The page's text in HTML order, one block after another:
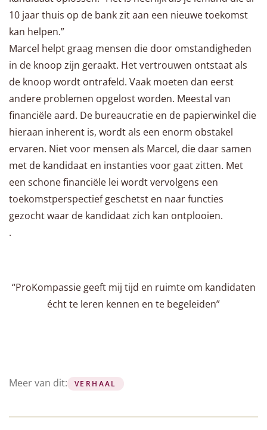
10 jaar thuis op de bank zit aan een nieuwe toekomst
kan helpen.”
Marcel helpt graag mensen die door omstandigheden
in de knoop zijn geraakt. Het vertrouwen ontstaat als
de knoop wordt ontrafeld. Vaak moeten dan eerst
andere problemen opgelost worden. Meestal van
financiële aard. De bureaucratie en de papierwinkel die
hieraan inherent is, wordt als een enorm obstakel
ervaren. Niet voor mensen als Marcel, die daar samen
met de kandidaat en instanties voor gaat zitten. Met
een schone financiële lei wordt vervolgens een
toekomstperspectief geschetst en naar functies
gezocht waar de kandidaat zich kan ontplooien.
.
“ProKompassie geeft mij tijd en ruimte om kandidaten
écht te leren kennen en te begeleiden”
Meer van dit: VERHAAL